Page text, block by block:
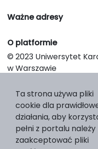
Ważne adresy
O platformie
© 2023 Uniwersytet
w Warszawie
Platform & Workflow
Ta strona używa pliki
cookie dla
działania, aby
pełni z portalu należy
zaakceptować pliki